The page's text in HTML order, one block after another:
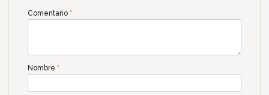
Comentario *
Nombre *